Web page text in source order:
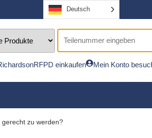
Deutsch
einkaufen Mein Konto
zu werden?